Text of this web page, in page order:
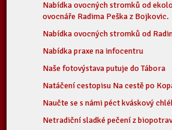
Nabídka ovocných stromků od
ovocnáře Radima Peška z Bojkovic.
Nabídka ovocných stromků od
Nabídka praxe na infocentru
Naše fotovýstava putuje do Tábora
Natáčení cestopisu Na cestě po
Naučte se s námi péct kváskový
Netradiční sladké pečení z